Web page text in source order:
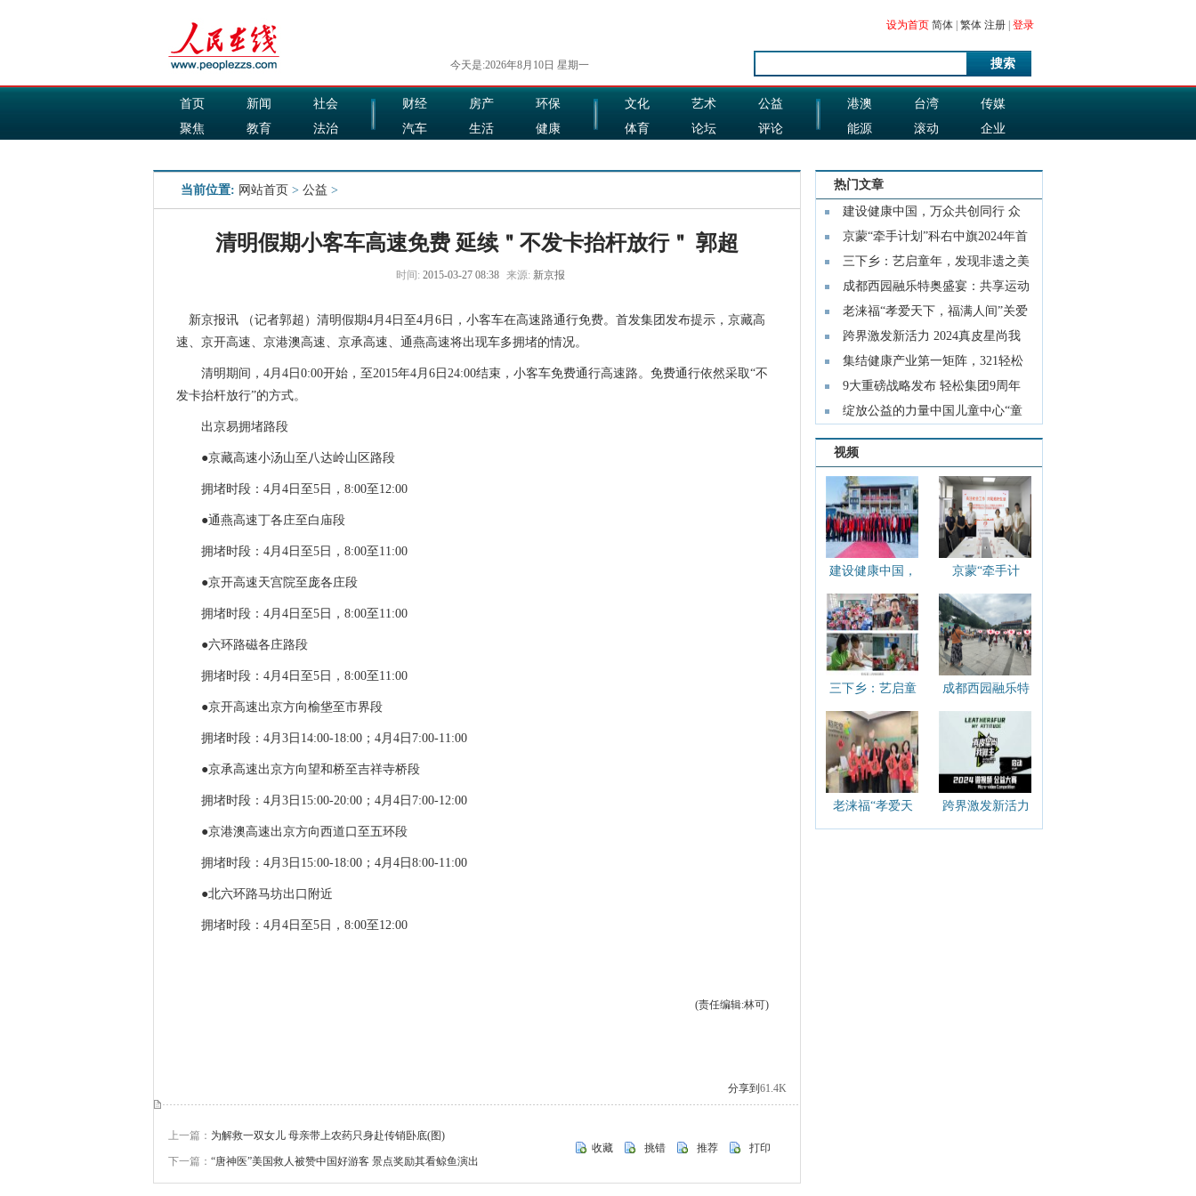
今天是:2026年8月10日 星期一
设为首页 简体 繁体 注册 登录
搜索
首页 新闻
社会
聚焦
教育
法治
财经 房产
环保
汽车
生活
健康
文化 艺术
公益
体育
论坛
评论
港澳 台湾
传媒
能源
滚动
企业
当前位置: 网站首页 > 公益 >
清明假期小客车高速免费 延续＂不发卡抬杆放行＂ 郭超
时间: 2015-03-27 08:38 来源: 新京报
新京报讯 （记者郭超）清明假期4月4日至4月6日，小客车在高速路通行免费。首发集团发布提示，京藏高
速、京开高速、京港澳高速、京承高速、通燕高速将出现车多拥堵的情况。
清明期间，4月4日0:00开始，至2015年4月6日24:00结束，小客车免费通行高速路。免费通行依然采取“不
发卡抬杆放行”的方式。
出京易拥堵路段
●京藏高速小汤山至八达岭山区路段
拥堵时段：4月4日至5日，8:00至12:00
●通燕高速丁各庄至白庙段
拥堵时段：4月4日至5日，8:00至11:00
●京开高速天宫院至庞各庄段
拥堵时段：4月4日至5日，8:00至11:00
●六环路磁各庄路段
拥堵时段：4月4日至5日，8:00至11:00
●京开高速出京方向榆垡至市界段
拥堵时段：4月3日14:00-18:00；4月4日7:00-11:00
●京承高速出京方向望和桥至吉祥寺桥段
拥堵时段：4月3日15:00-20:00；4月4日7:00-12:00
●京港澳高速出京方向西道口至五环段
拥堵时段：4月3日15:00-18:00；4月4日8:00-11:00
●北六环路马坊出口附近
拥堵时段：4月4日至5日，8:00至12:00
(责任编辑:林可)
分享到 61.4K
上一篇： 为解救一双女儿 母亲带上农药只身赴传销卧底(图)
下一篇： “唐神医”美国救人被赞中国好游客 景点奖励其看鲸鱼演出
收藏 挑错 推荐 打印
热门文章
建设健康中国，万众共创同行 众
善家园康
京蒙“牵手计划”科右中旗2024年首
个社工
三下乡：艺启童年，发现非遗之美
成都西园融乐特奥盛宴：共享运动
传递快
老涞福“孝爱天下，福满人间”关爱
老人
跨界激发新活力 2024真皮星尚我
做主微视
集结健康产业第一矩阵，321轻松
筹公益健
9大重磅战略发布 轻松集团9周年
轻松领跑
绽放公益的力量中国儿童中心“童
+365计划
视频
建设健康中国，
万众共创同行 众
善家园康养新生
活浙江福建公益
行纪实
京蒙“牵手计
划”科右中旗2024
年首个社工站建
立并全旗宣传
三下乡：艺启童
年，发现非遗之
美
成都西园融乐特
奥盛宴：共享运
动 传递快乐
老涞福“孝爱天
下，福满人间”关
跨界激发新活力
2024真皮星尚我